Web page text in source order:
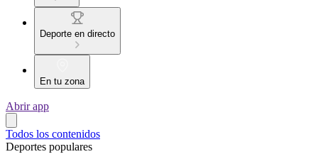
Deporte en directo
En tu zona
Abrir app
Todos los contenidos
Deportes populares